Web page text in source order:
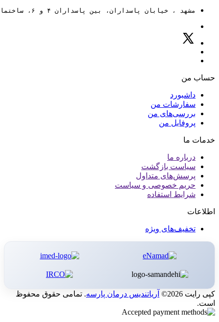
مشهد ، خیابان پاسداران، بین پاسداران ۴ و ۶، ساختمان ۸۸
حساب من
داشبورد
سفارشات من
بررسی‌های من
پروفایل من
خدمات ما
درباره ما
سیاست بازگشت
پرسش‌های متداول
حریم خصوصی و سیاست
شرایط استفاده
اطلاعات
تخفیف‌های ویژه
کپی رایت 2026© آریاتندیس درمان پارسه. تمامی حقوق محفوظ
است.